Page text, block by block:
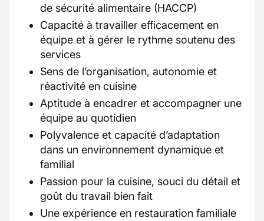
de sécurité alimentaire (HACCP)
Capacité à travailler efficacement en
équipe et à gérer le rythme soutenu des
services
Sens de l’organisation, autonomie et
réactivité en cuisine
Aptitude à encadrer et accompagner une
équipe au quotidien
Polyvalence et capacité d’adaptation
dans un environnement dynamique et
familial
Passion pour la cuisine, souci du détail et
goût du travail bien fait
Une expérience en restauration familiale